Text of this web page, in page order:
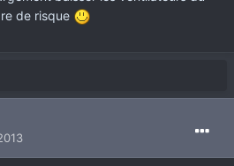
de risque